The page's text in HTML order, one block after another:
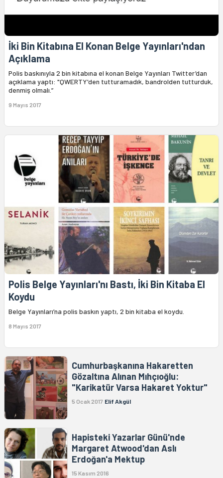
İki Bin Kitabına El Konan Belge Yayınları'ndan
Açıklama
Polis baskınıyla 2 bin kitabına el konan Belge Yayınları Twitter’dan
açıklama yaptı: "QWERTY'den tutturamadık, bandrolden tutturduk,
denmiş olmalı.”
9 Mayıs 2017
Polis Belge Yayınları'nı Bastı, İki Bin Kitaba El
Koydu
Belge Yayınları’na polis baskın yaptı, 2 bin kitaba el koydu.
8 Mayıs 2017
Cumhurbaşkanına Hakaretten
Gözaltına Alınan Mıhçıoğlu:
"Karikatür Varsa Hakaret Yoktur"
5 Ocak 2017 Elif Akgül
Hapisteki Yazarlar Günü'nde
Margaret Atwood'dan Aslı
Erdoğan'a Mektup
15 Kasım 2016